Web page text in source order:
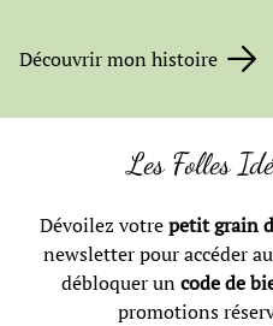
Découvrir mon histoire
Les Folles
Dévoilez votrepetit grain
newsletter pour accéder
débloquer uncode de
promotions